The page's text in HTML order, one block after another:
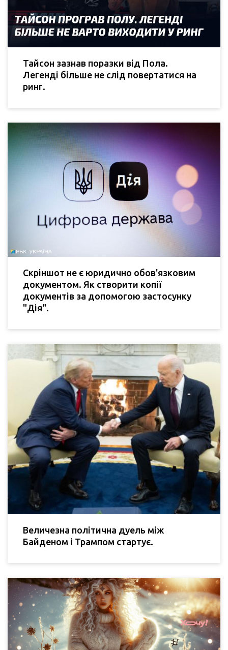
Тайсон зазнав поразки від Пола.
Легенді більше не слід повертатися на
ринг.
Скріншот не є юридично обов'язковим
документом. Як створити копії
документів за допомогою застосунку
"Дія".
Величезна політична дуель між
Байденом і Трампом стартує.